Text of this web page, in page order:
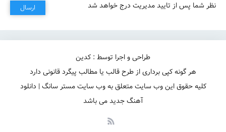
نظر شما پس از تایید مدیریت درج خواهد شد ارسال
طراحی و اجرا توسط : کدین
هر گونه کپی برداری از طرح قالب یا مطالب پیگرد قانونی دارد
کلیه حقوق این وب سایت متعلق به وب سایت مستر سانگ | دانلود
آهنگ جدید می باشد